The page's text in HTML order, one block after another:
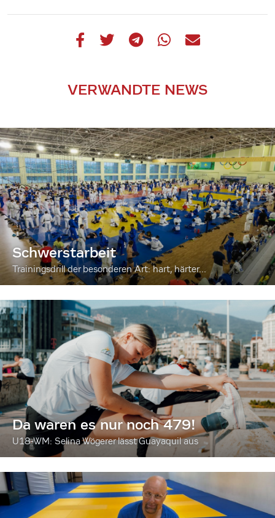
VERWANDTE NEWS
Schwerstarbeit
Trainingsdrill der besonderen Art: hart, härter...
Da waren es nur noch 479!
U18-WM: Selina Wögerer lässt Guayaquil aus